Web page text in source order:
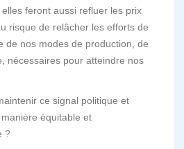
elles feront aussi refluer les prix
risque de relâcher les efforts de
de nos modes de production, de
nécessaires pour atteindre nos
ce signal politique et
équitable et
?